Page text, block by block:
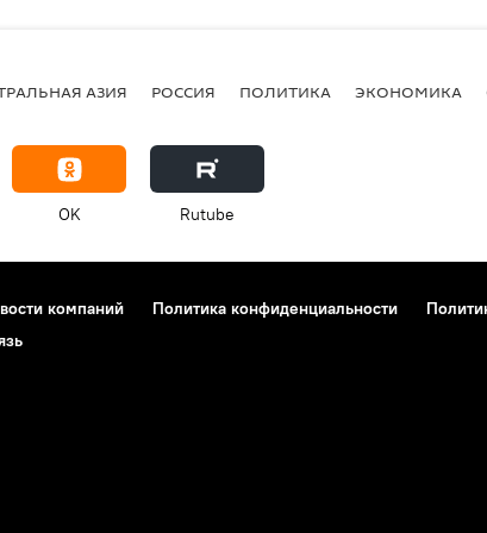
АЗИЯ РОССИЯ ПОЛИТИКА ЭКОНОМИКА
OK Rutube
компаний Политика конфиденциальности